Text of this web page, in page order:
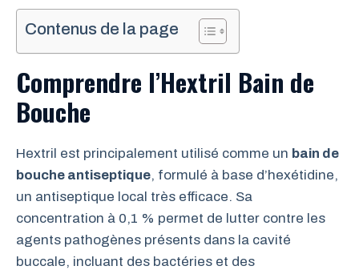
Contenus de la page
Comprendre l’Hextril Bain de
Bouche
Hextril est principalement utilisé comme un bain de
bouche antiseptique, formulé à base d’hexétidine,
un antiseptique local très efficace. Sa
concentration à 0,1 % permet de lutter contre les
agents pathogènes présents dans la cavité
buccale, incluant des bactéries et des